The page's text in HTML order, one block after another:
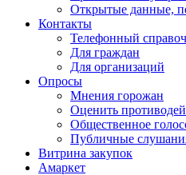
Открытые данные,
Контакты
Телефонный
Для граждан
Для организаций
Опросы
Мнения горожан
Оценить
Общественное
Публичные
Витрина закупок
Амаркет